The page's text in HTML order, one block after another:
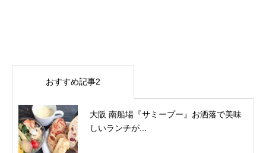
おすすめ記事2
大阪 南船場『サミープー』お洒落で美味
しいランチが...